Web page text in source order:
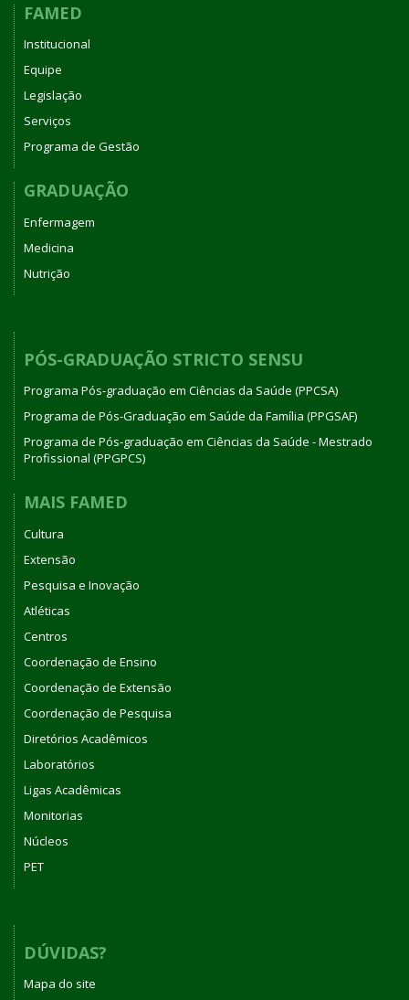
FAMED
Institucional
Equipe
Legislação
Serviços
Programa de Gestão
GRADUAÇÃO
Enfermagem
Medicina
Nutrição
PÓS-GRADUAÇÃO STRICTO SENSU
Programa Pós-graduação em Ciências da Saúde (PPCSA)
Programa de Pós-Graduação em Saúde da Família (PPGSAF)
Programa de Pós-graduação em Ciências da Saúde - Mestrado
Profissional (PPGPCS)
MAIS FAMED
Cultura
Extensão
Pesquisa e Inovação
Atléticas
Centros
Coordenação de Ensino
Coordenação de Extensão
Coordenação de Pesquisa
Diretórios Acadêmicos
Laboratórios
Ligas Acadêmicas
Monitorias
Núcleos
PET
DÚVIDAS?
Mapa do site